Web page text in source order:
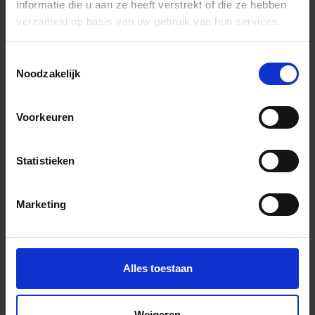
informatie die u aan ze heeft verstrekt of die ze hebben
verzameld op basis van uw gebruik van hun services.
Noodzakelijk
Voorkeuren
Statistieken
Marketing
Alles toestaan
Bijpassende afwerklijsten en hoeken